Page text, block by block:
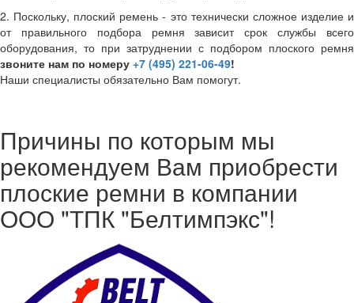
2. Поскольку, плоский ремень - это технически сложное изделие и
от правильного подбора ремня зависит срок службы всего
оборудования, то при затруднении с подбором плоского ремня
звоните нам по номеру +7 (495) 221-06-49!
Наши специалисты обязательно Вам помогут.
Причины по которым мы
рекомендуем Вам приобрести
плоские ремни в компании
ООО "ТПК "Белтимпэкс"!